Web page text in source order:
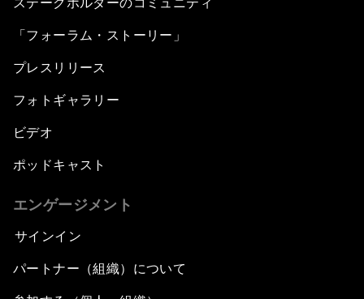
「フォーラム・ストーリー」
プレスリリース
フォトギャラリー
ビデオ
ポッドキャスト
エンゲージメント
サインイン
パートナー（組織）について